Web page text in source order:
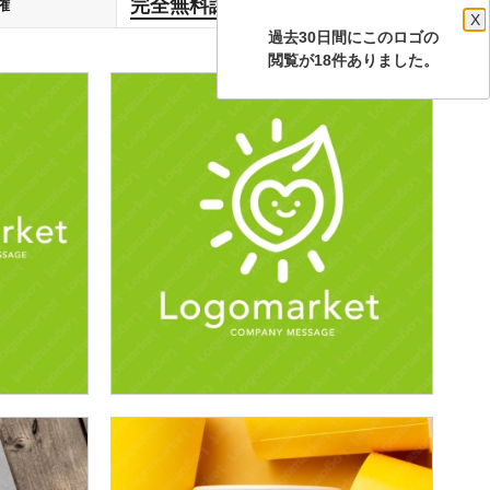
過去30日間にこのロゴの
X
閲覧が18件ありました。